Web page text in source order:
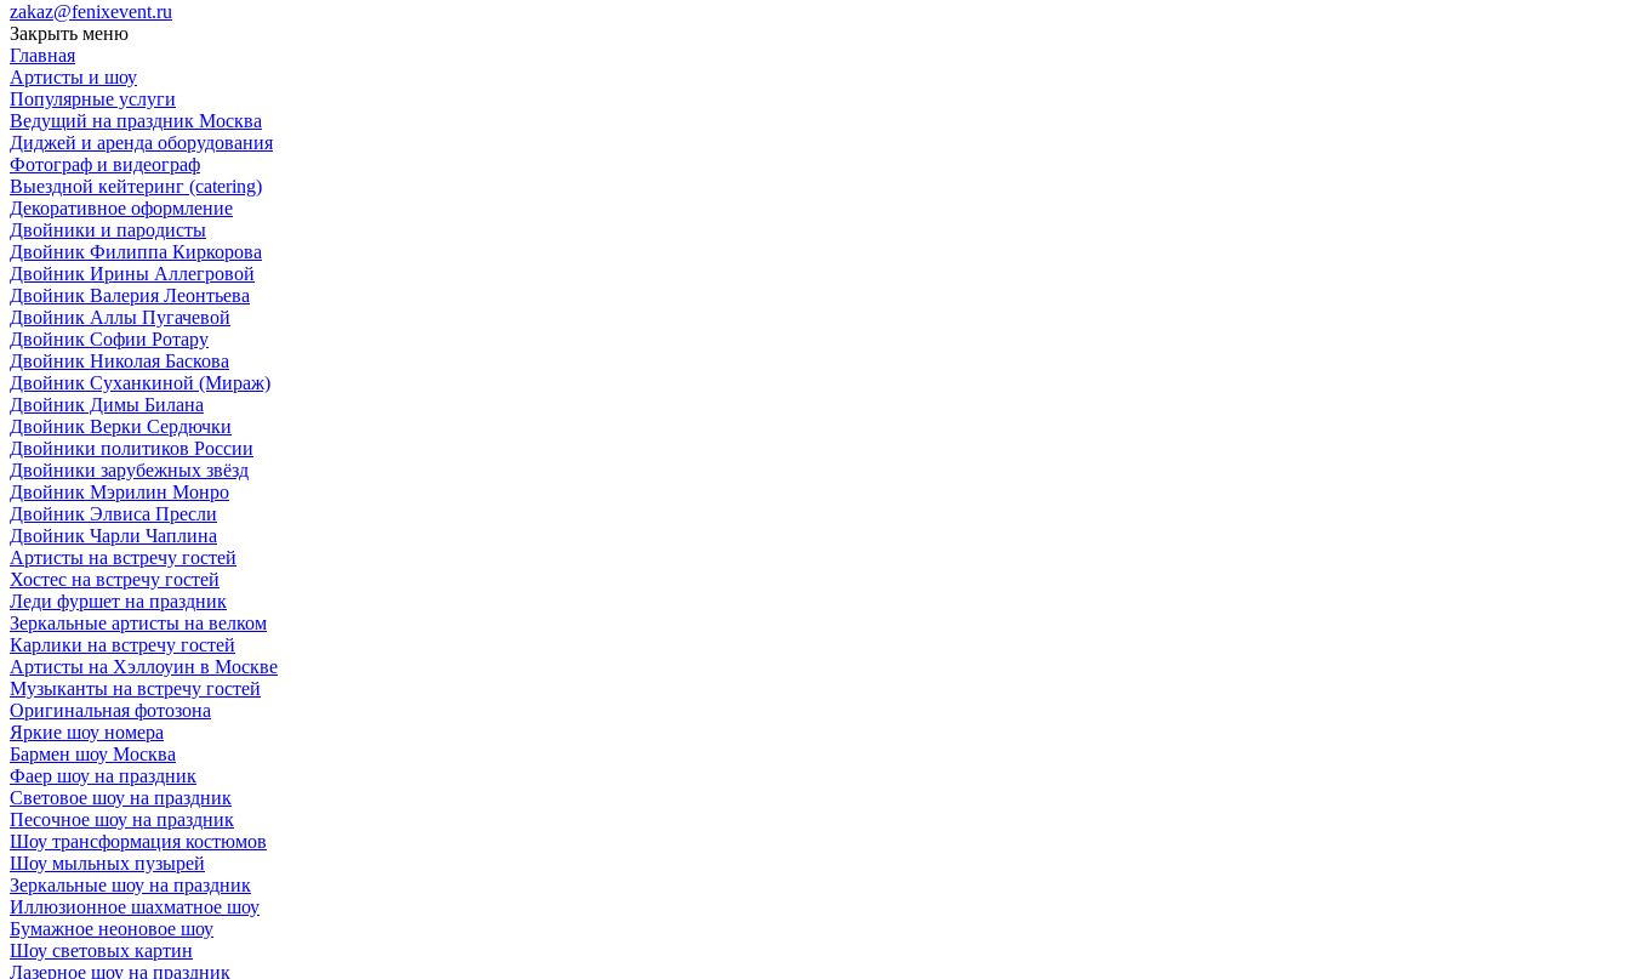
zakaz@fenixevent.ru
Закрыть меню
Главная
Артисты и шоу
Популярные услуги
Ведущий на праздник Москва
Диджей и аренда оборудования
Фотограф и видеограф
Выездной кейтеринг (catering)
Декоративное оформление
Двойники и пародисты
Двойник Филиппа Киркорова
Двойник Ирины Аллегровой
Двойник Валерия Леонтьева
Двойник Аллы Пугачевой
Двойник Софии Ротару
Двойник Николая Баскова
Двойник Суханкиной (Мираж)
Двойник Димы Билана
Двойник Верки Сердючки
Двойники политиков России
Двойники зарубежных звёзд
Двойник Мэрилин Монро
Двойник Элвиса Пресли
Двойник Чарли Чаплина
Артисты на встречу гостей
Хостес на встречу гостей
Леди фуршет на праздник
Зеркальные артисты на велком
Карлики на встречу гостей
Артисты на Хэллоуин в Москве
Музыканты на встречу гостей
Оригинальная фотозона
Яркие шоу номера
Бармен шоу Москва
Фаер шоу на праздник
Световое шоу на праздник
Песочное шоу на праздник
Шоу трансформация костюмов
Шоу мыльных пузырей
Зеркальные шоу на праздник
Иллюзионное шахматное шоу
Бумажное неоновое шоу
Шоу световых картин
Лазерное шоу на праздник